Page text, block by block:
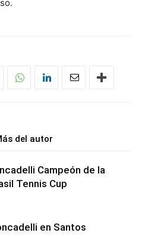
del autor
Campeón de la
Tennis Cup
en Santos